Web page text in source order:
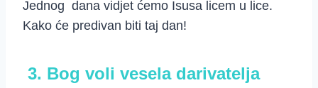
Jednog dana vidjet ćemo Isusa licem u lice.
Kako će predivan biti taj dan!
3. Bog voli vesela darivatelja